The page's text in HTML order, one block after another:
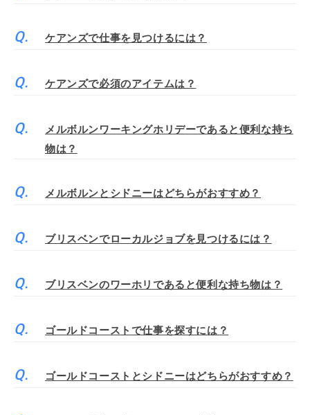
ケアンズで仕事を見つけるには？
ケアンズで必須のアイテムは？
メルボルンワーキングホリデーであると便利な持ち
物は？
メルボルンとシドニーはどちらがおすすめ？
ブリスベンでローカルジョブを見つけるには？
ブリスベンのワーホリであると便利な持ち物は？
ゴールドコーストで仕事を探すには？
ゴールドコーストとシドニーはどちらがおすすめ？